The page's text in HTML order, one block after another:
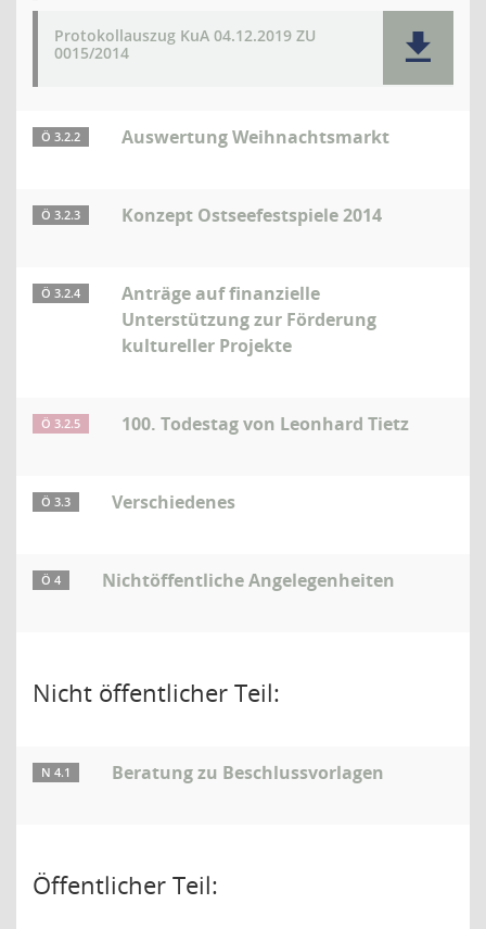
Protokollauszug KuA 04.12.2019 ZU
0015/2014
Ö 3.2.2 Auswertung Weihnachtsmarkt
Ö 3.2.3 Konzept Ostseefestspiele 2014
Ö 3.2.4
Anträge auf finanzielle
Unterstützung zur Förderung
kultureller Projekte
Ö 3.2.5 100. Todestag von Leonhard Tietz
Ö 3.3 Verschiedenes
Ö 4 Nichtöffentliche Angelegenheiten
Nicht öffentlicher Teil:
N 4.1 Beratung zu Beschlussvorlagen
Öffentlicher Teil: